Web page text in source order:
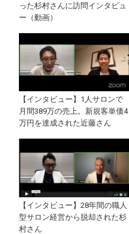
った杉村さんに訪問インタビュ
ー（動画）
【インタビュー】1人サロンで
月間389万の売上。新規客単価4
万円を達成された近藤さん
【インタビュー】28年間の職人
型サロン経営から脱却された杉
村さん